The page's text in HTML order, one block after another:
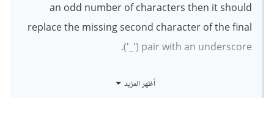
an odd number of characters then it should
replace the missing second character of the final
pair with an underscore ('_').
أظهر المزيد